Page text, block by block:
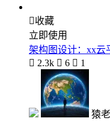
收藏
立即使用
架构图设计：xx云
 2.3k  6  1
猿